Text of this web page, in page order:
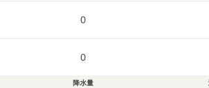
0
0
降水量